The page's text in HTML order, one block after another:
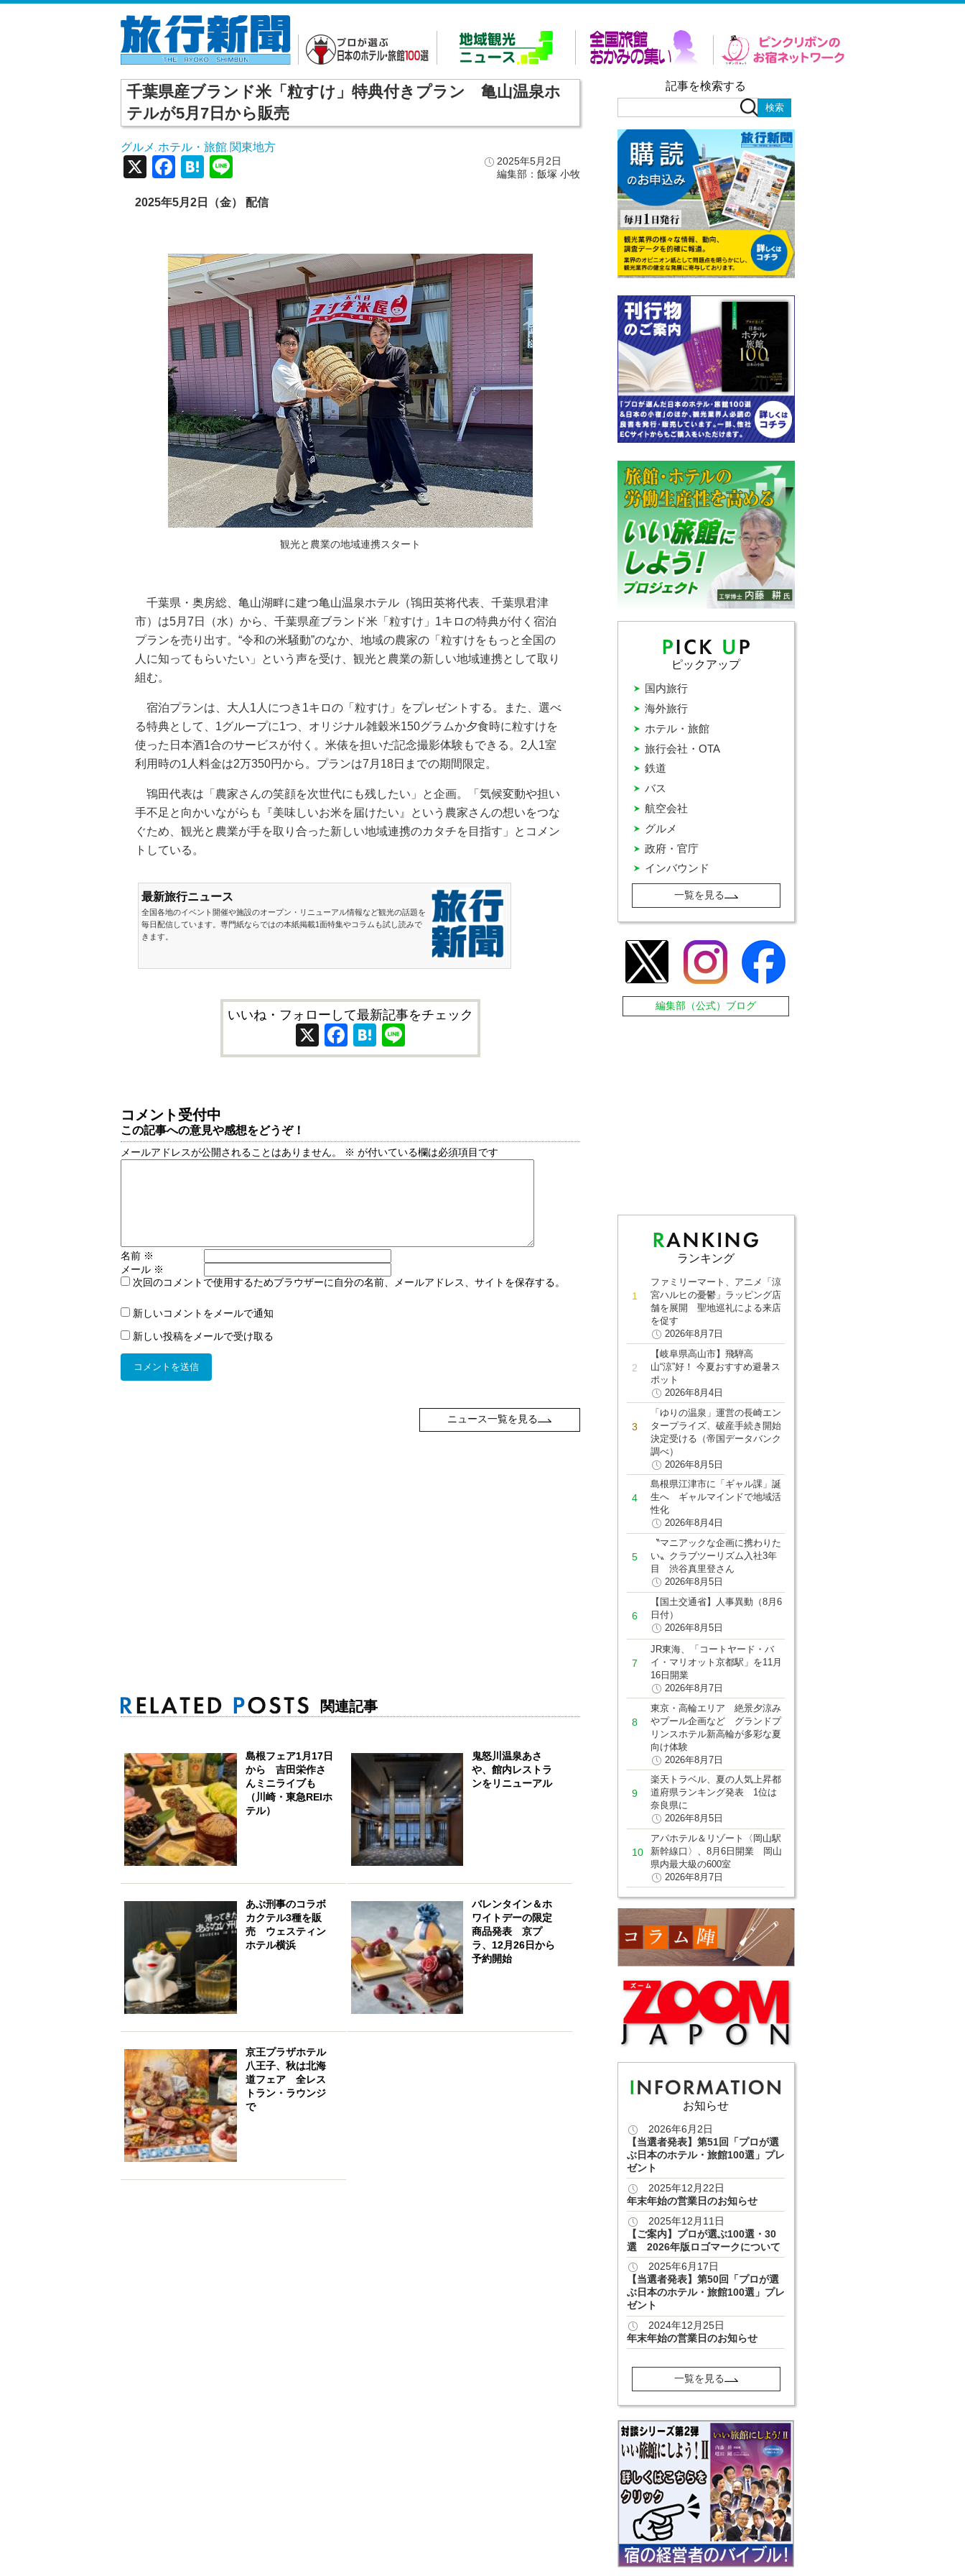
千葉県産ブランド米「粒すけ」特典付きプラン 亀山温泉ホ
テルが5月7日から販売
グルメ ホテル・旅館 関東地方
2025年5月2日
編集部：飯塚 小牧
X Facebook
Hatena
2025年5月2日（金） 配信
観光と農業の地域連携スタート
千葉県・奥房総、亀山湖畔に建つ亀山温泉ホテル（鴇田英将代表、千葉県君津
市）は5月7日（水）から、千葉県産ブランド米「粒すけ」1キロの特典が付く宿泊
プランを売り出す。“令和の米騒動”のなか、地域の農家の「粒すけをもっと全国の
人に知ってもらいたい」という声を受け、観光と農業の新しい地域連携として取り
組む。
宿泊プランは、大人1人につき1キロの「粒すけ」をプレゼントする。また、選べ
る特典として、1グループに1つ、オリジナル雑穀米150グラムか夕食時に粒すけを
使った日本酒1合のサービスが付く。米俵を担いだ記念撮影体験もできる。2人1室
利用時の1人料金は2万350円から。プランは7月18日までの期間限定。
鴇田代表は「農家さんの笑顔を次世代にも残したい」と企画。「気候変動や担い
手不足と向かいながらも『美味しいお米を届けたい』という農家さんの想いをつな
ぐため、観光と農業が手を取り合った新しい地域連携のカタチを目指す」とコメン
トしている。
最新旅行ニュース
全国各地のイベント開催や施設のオープン・リニューアル情報など観光の話題を
毎日配信しています。専門紙ならではの本紙掲載1面特集やコラムも試し読みで
きます。
いいね・フォローして最新記事をチェック
X Facebook
Hatena
コメント受付中
この記事への意見や感想をどうぞ！
メールアドレスが公開されることはありません。 ※ が付いている欄は必須項目です
名前 ※
メール ※
次回のコメントで使用するためブラウザーに自分の名前、メールアドレス、サイトを保存する。
新しいコメントをメールで通知
新しい投稿をメールで受け取る
ニュース一覧を見る
関連記事
島根フェア1月17日
から 吉田栄作さ
んミニライブも
（川崎・東急REIホ
テル）
鬼怒川温泉あさ
や、館内レストラ
ンをリニューアル
あぶ刑事のコラボ
カクテル3種を販
売 ウェスティン
ホテル横浜
バレンタイン＆ホ
ワイトデーの限定
商品発表 京プ
ラ、12月26日から
予約開始
京王プラザホテル
八王子、秋は北海
道フェア 全レス
トラン・ラウンジ
で
記事を検索する
ピックアップ
インバウンド
グルメ
バス
ホテル・旅館
国内旅行
政府・官庁
旅行会社・OTA
海外旅行
航空会社
鉄道
一覧を見る
編集部（公式）ブログ
ランキング
ファミリーマート、アニメ「涼
宮ハルヒの憂鬱」ラッピング店
舗を展開 聖地巡礼による来店
を促す
2026年8月7日
【岐阜県高山市】飛騨高
山“涼”好！ 今夏おすすめ避暑ス
ポット
2026年8月4日
「ゆりの温泉」運営の長崎エン
タープライズ、破産手続き開始
決定受ける（帝国データバンク
調べ）
2026年8月5日
島根県江津市に「ギャル課」誕
生へ ギャルマインドで地域活
性化
2026年8月4日
〝マニアックな企画に携わりた
い〟クラブツーリズム入社3年
目 渋谷真里登さん
2026年8月5日
【国土交通省】人事異動（8月6
日付）
2026年8月5日
JR東海、「コートヤード・バ
イ・マリオット京都駅」を11月
16日開業
2026年8月7日
東京・高輪エリア 絶景夕涼み
やプール企画など グランドプ
リンスホテル新高輪が多彩な夏
向け体験
2026年8月7日
楽天トラベル、夏の人気上昇都
道府県ランキング発表 1位は
奈良県に
2026年8月5日
アパホテル＆リゾート〈岡山駅
新幹線口〉、8月6日開業 岡山
県内最大級の600室
2026年8月7日
お知らせ
2026年6月2日
【当選者発表】第51回「プロが選
ぶ日本のホテル・旅館100選」プレ
ゼント
2025年12月22日
年末年始の営業日のお知らせ
2025年12月11日
【ご案内】プロが選ぶ100選・30
選 2026年版ロゴマークについて
2025年6月17日
【当選者発表】第50回「プロが選
ぶ日本のホテル・旅館100選」プレ
ゼント
2024年12月25日
年末年始の営業日のお知らせ
一覧を見る